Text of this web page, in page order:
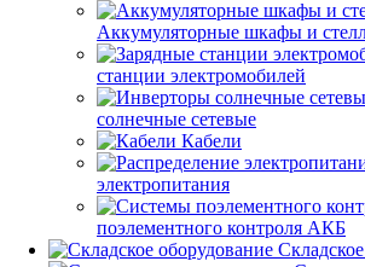
Аккумуляторные шкафы и
станции электромобилей
солнечные сетевые
Кабели
электропитания
поэлементного контроля АКБ